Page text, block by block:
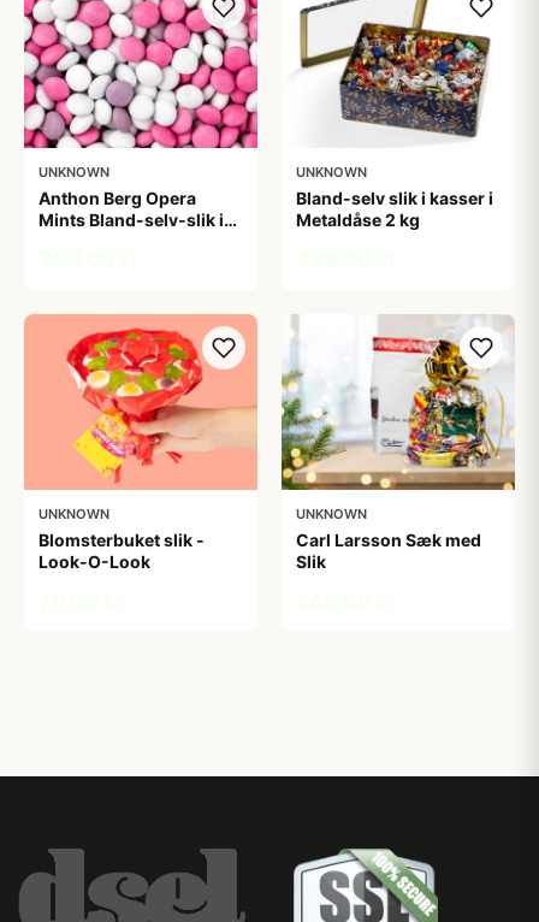
UNKNOWN
Anthon Berg Opera
Mints Bland-selv-slik i
UNKNOWN
Bland-selv slik i kasser i
Metaldåse 2 kg
UNKNOWN
Blomsterbuket slik -
Look-O-Look
UNKNOWN
Carl Larsson Sæk med
Slik